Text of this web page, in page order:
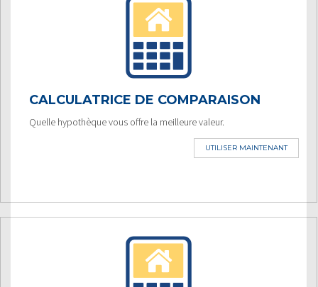
CALCULATRICE DE COMPARAISON
Quelle hypothèque vous offre la meilleure valeur.
UTILISER MAINTENANT